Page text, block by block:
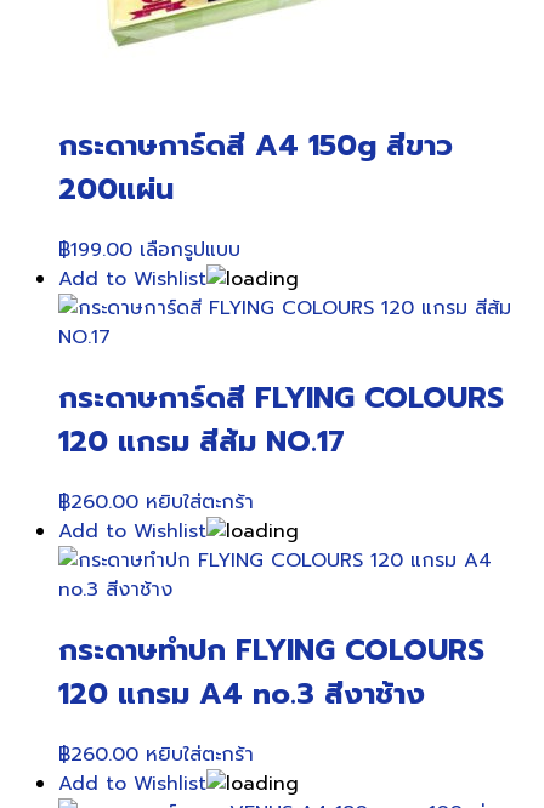
กระดาษการ์ดสี A4 150g สีขาว
200แผ่น
฿199.00 เลือกรูปแบบ
product
has
The
options
may
chosen
on
the
Add to Wishlist
กระดาษการ์ดสี FLYING COLOURS
120 แกรม สีส้ม NO.17
฿260.00 หยิบใส่ตะกร้า
Add to Wishlist
กระดาษทำปก FLYING COLOURS
120 แกรม A4 no.3 สีงาช้าง
฿260.00 หยิบใส่ตะกร้า
Add to Wishlist